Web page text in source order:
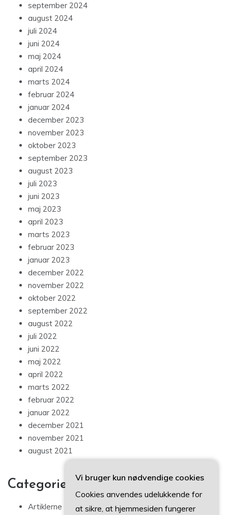
september 2024
august 2024
juli 2024
juni 2024
maj 2024
april 2024
marts 2024
februar 2024
januar 2024
december 2023
november 2023
oktober 2023
september 2023
august 2023
juli 2023
juni 2023
maj 2023
april 2023
marts 2023
februar 2023
januar 2023
december 2022
november 2022
oktober 2022
september 2022
august 2022
juli 2022
juni 2022
maj 2022
april 2022
marts 2022
februar 2022
januar 2022
december 2021
november 2021
august 2021
Categories
Artiklerne
Vi bruger kun nødvendige cookies
Cookies anvendes udelukkende for
at sikre, at hjemmesiden fungerer